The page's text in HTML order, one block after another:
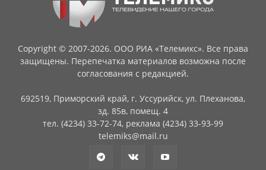
Copyright © 2007-2026. ООО РИА «Телемикс». Все права
защищены. Перепечатка материалов возможна после
согласования с редакцией.
692519, Приморский край, г. Уссурийск, ул. Плеханова,
зд. 85в, помещ. 4
тел. (4234) 33-72-74, реклама (4234) 33-93-99
telemiks@mail.ru